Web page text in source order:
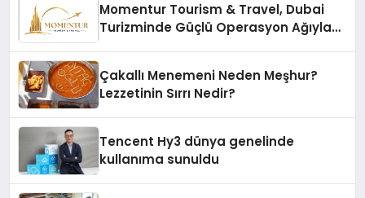
Momentur Tourism & Travel, Dubai
Turizminde Güçlü Operasyon Ağıyla
Çakallı Menemeni Neden Meşhur?
Lezzetinin Sırrı Nedir?
Tencent Hy3 dünya genelinde
kullanıma sunuldu